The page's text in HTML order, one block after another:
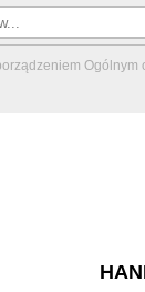
Ogólnym